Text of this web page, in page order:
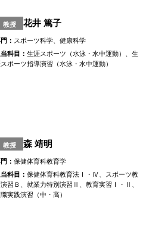
教授 花井 篤子
： スポーツ科学、健康科学
科目：生涯スポーツ（水泳・水中運動）、生
ポーツ指導演習（水泳・水中運動）
教授 森 靖明
：保健体育科教育学
科目：保健体育科教育法Ⅰ・Ⅳ、スポーツ教
習Ｂ、就業力特別演習Ⅱ、教育実習Ⅰ・Ⅱ、
実践演習（中・高）